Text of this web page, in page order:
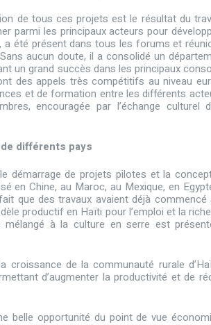
de tous ces projets est le résultat du
parmi les principaux acteurs pour
a été présent dans tous les forums et
aucun doute, il a consolidé un
un grand succès dans les principaux
des appels très compétitifs au niveau
et de formation entre les différents
encouragée par l’échange culturel
différents pays
démarrage de projets pilotes et la
en Chine, au Maroc, au Mexique, en
que des travaux avaient déjà commencé
productif en Haïti pour l’emploi et la
à la culture en serre est
croissance de la communauté rurale
d’augmenter la productivité et de
belle opportunité du point de vue